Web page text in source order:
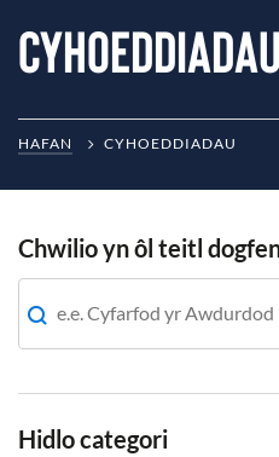
Cyhoeddiadau
HAFAN CYHOEDDIADAU
Chwilio yn ôl teitl
Hidlo categori